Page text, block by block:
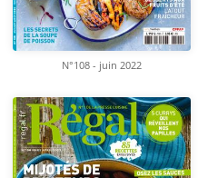
N°108 - juin 2022